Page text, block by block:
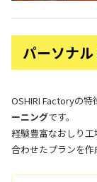
パーソナ
OSHIRI Factoryの
ーニングです。
経験豊富なおしり
合わせたプランを作